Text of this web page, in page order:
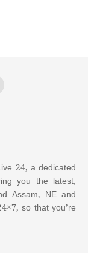
24, a dedicated
you the latest,
Assam, NE and
so that you’re